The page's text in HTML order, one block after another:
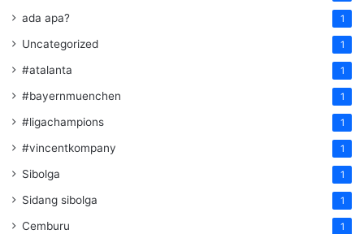
ada apa? 1
Uncategorized 1
#atalanta 1
#bayernmuenchen 1
#ligachampions 1
#vincentkompany 1
Sibolga 1
Sidang sibolga 1
Cemburu 1